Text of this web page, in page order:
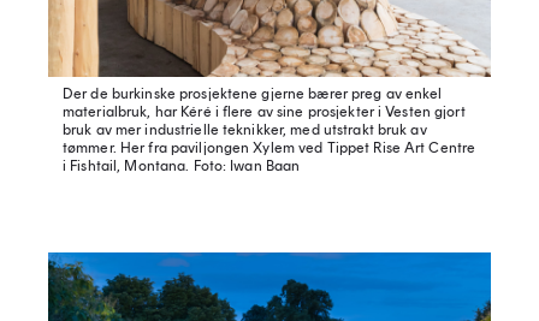
Der de burkinske prosjektene gjerne bærer preg av enkel
materialbruk, har Kéré i flere av sine prosjekter i Vesten gjort
bruk av mer industrielle teknikker, med utstrakt bruk av
tømmer. Her fra paviljongen Xylem ved Tippet Rise Art Centre
i Fishtail, Montana. Foto: Iwan Baan